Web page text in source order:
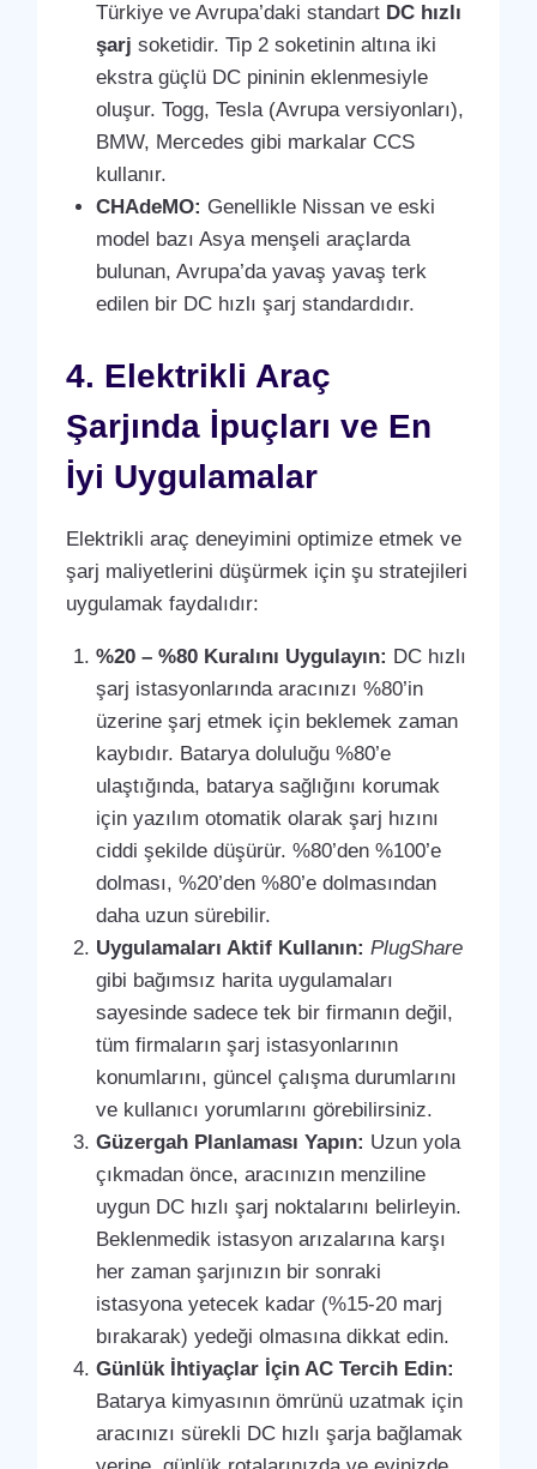
Türkiye ve Avrupa’daki standart DC hızlı
şarj soketidir. Tip 2 soketinin altına iki
ekstra güçlü DC pininin eklenmesiyle
oluşur. Togg, Tesla (Avrupa versiyonları),
BMW, Mercedes gibi markalar CCS
kullanır.
CHAdeMO: Genellikle Nissan ve eski
model bazı Asya menşeli araçlarda
bulunan, Avrupa’da yavaş yavaş terk
edilen bir DC hızlı şarj standardıdır.
4. Elektrikli Araç
Şarjında İpuçları ve En
İyi Uygulamalar
Elektrikli araç deneyimini optimize etmek ve
şarj maliyetlerini düşürmek için şu stratejileri
uygulamak faydalıdır:
%20 – %80 Kuralını Uygulayın: DC hızlı
şarj istasyonlarında aracınızı %80’in
üzerine şarj etmek için beklemek zaman
kaybıdır. Batarya doluluğu %80’e
ulaştığında, batarya sağlığını korumak
için yazılım otomatik olarak şarj hızını
ciddi şekilde düşürür. %80’den %100’e
dolması, %20’den %80’e dolmasından
daha uzun sürebilir.
Uygulamaları Aktif Kullanın: PlugShare
gibi bağımsız harita uygulamaları
sayesinde sadece tek bir firmanın değil,
tüm firmaların şarj istasyonlarının
konumlarını, güncel çalışma durumlarını
ve kullanıcı yorumlarını görebilirsiniz.
Güzergah Planlaması Yapın: Uzun yola
çıkmadan önce, aracınızın menziline
uygun DC hızlı şarj noktalarını belirleyin.
Beklenmedik istasyon arızalarına karşı
her zaman şarjınızın bir sonraki
istasyona yetecek kadar (%15-20 marj
bırakarak) yedeği olmasına dikkat edin.
Günlük İhtiyaçlar İçin AC Tercih Edin:
Batarya kimyasının ömrünü uzatmak için
aracınızı sürekli DC hızlı şarja bağlamak